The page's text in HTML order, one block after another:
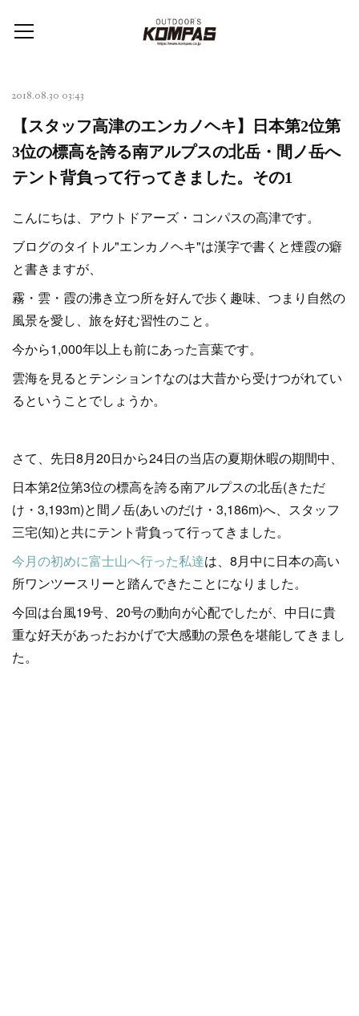
2018.08.30 03:43
【スタッフ高津のエンカノヘキ】日本第2位第
3位の標高を誇る南アルプスの北岳・間ノ岳へ
テント背負って行ってきました。その1
こんにちは、アウトドアーズ・コンパスの高津です。
ブログのタイトル"エンカノヘキ"は漢字で書くと煙霞の癖
と書きますが、
霧・雲・霞の沸き立つ所を好んで歩く趣味、つまり自然の
風景を愛し、旅を好む習性のこと。
今から1,000年以上も前にあった言葉です。
雲海を見るとテンション↑なのは大昔から受けつがれてい
るということでしょうか。
さて、先日8月20日から24日の当店の夏期休暇の期間中、
日本第2位第3位の標高を誇る南アルプスの北岳(きただ
け・3,193m)と間ノ岳(あいのだけ・3,186m)へ、スタッフ
三宅(知)と共にテント背負って行ってきました。
今月の初めに富士山へ行った私達は、8月中に日本の高い
所ワンツースリーと踏んできたことになりました。
今回は台風19号、20号の動向が心配でしたが、中日に貴
重な好天があったおかげで大感動の景色を堪能してきまし
た。